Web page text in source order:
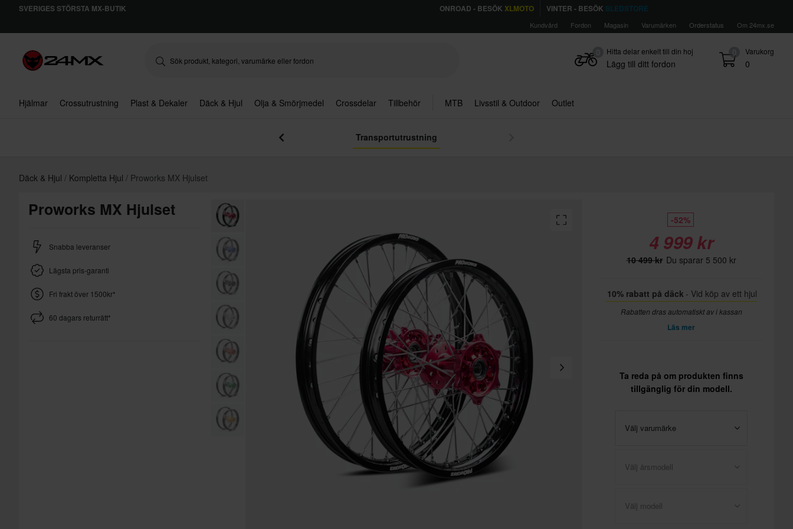
SVERIGES STÖRSTA MX-BUTIK ONROAD - BESÖK XLMOTO VINTER - BESÖK SLEDSTORE
Kundvård Fordon Magasin Varumärken Orderstatus Om 24mx.se
0 Varukorg
0
Hitta delar enkelt till din hoj
Lägg till ditt fordon
Hjälmar Crossutrustning Plast & Dekaler Däck & Hjul Olja & Smörjmedel Crossdelar Tillbehör MTB Livsstil & Outdoor Outlet
Transportutrustning
Däck & Hjul Kompletta Hjul Proworks MX Hjulset
Proworks MX Hjulset
Snabba leveranser
Lägsta pris-garanti
Fri frakt över 1500kr*
60 dagars returrätt*
-52%
4 999 kr
10 499 kr Du sparar 5 500 kr
10% rabatt på däck - Vid köp av ett hjul
Rabatten dras automatiskt av i kassan
Läs mer
Ta reda på om produkten finns
tillgänglig för din modell.
Välj varumärke
Välj årsmodell
Välj modell